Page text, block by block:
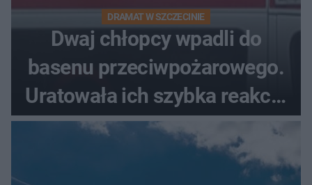
DRAMAT W SZCZECINIE
Dwaj chłopcy wpadli do
basenu przeciwpożarowego.
Uratowała ich szybka reakcja
świadków